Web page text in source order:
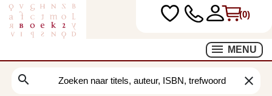
(0)
MENU
search clear